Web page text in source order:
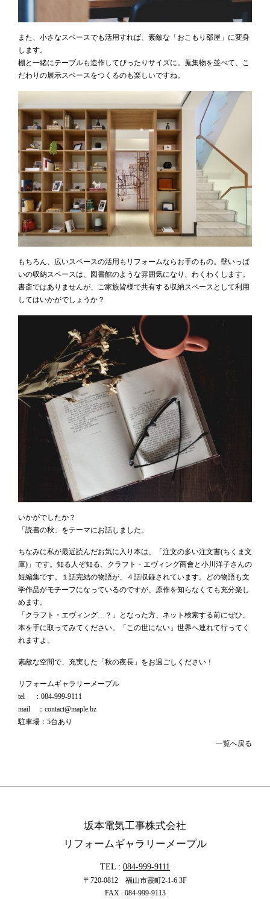
また、小さなスペースでも活用すれば、素敵な「おこもり部屋」に変身
します。
棚と一緒にテーブルも造作してぴったりサイズに。蒐集物を並べて、こ
だわりの展示スペースをつくるのも楽しいですね。
もちろん、広いスペースの活用もリフォームならお手のもの。壁いっぱ
いの収納スペースは、図書館のような雰囲気になり、わくわくします。
書斎ではありませんが、ご家族皆様で共有する収納スペースとして利用
してはいかがでしょうか？
いかがでしたか？
「読書の秋」をテーマにお話しました。
ちなみに私が最近読んだお気に入り本は、「注文の多い注文書(ちくま文
庫)」です。知る人ぞ知る、クラフト・エヴィング商會と小川洋子さんの
短編集です。１話完結の物語が、４話収録されています。どの物語も文
学作品がモチーフになっているのですが、原作を知らなくても充分楽し
めます。
「クラフト・エヴィング…？」となった方、ネット検索する前にぜひ、
本を手に取ってみてください。「この世にない」世界へ連れて行ってく
れますよ。
素敵な空間で、充実した「秋の夜長」をお過ごしください！
リフォームギャラリーメープル
tel ：084-999-9111
mail ：contact@maple.bz
駐車場：5台あり
一覧へ戻る
坂本電気工事株式会社
リフォームギャラリーメープル
TEL : 084-999-9111
〒720-0812 福山市霞町2-1-6 3F
FAX : 084-999-9113